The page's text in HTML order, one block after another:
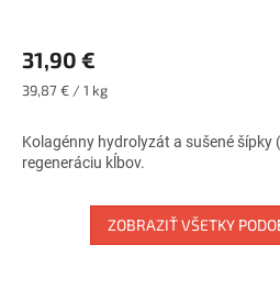
produktu
je
4,7
5
hviezdičiek.
31,90 €
Jednotková
39,87 € / 1 kg
Kolagénny hydrolyzát a sušené šípky
regeneráciu kĺbov.
ZOBRAZIŤ VŠETKY